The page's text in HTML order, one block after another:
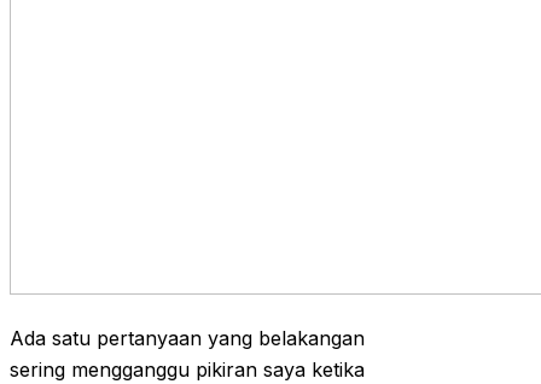
Ada satu pertanyaan yang belakangan
sering mengganggu pikiran saya ketika